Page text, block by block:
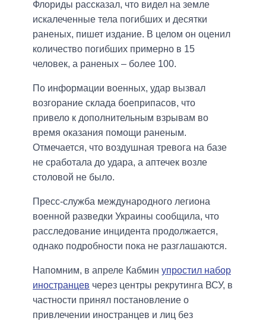
Флориды рассказал, что видел на земле
искалеченные тела погибших и десятки
раненых, пишет издание. В целом он оценил
количество погибших примерно в 15
человек, а раненых – более 100.
По информации военных, удар вызвал
возгорание склада боеприпасов, что
привело к дополнительным взрывам во
время оказания помощи раненым.
Отмечается, что воздушная тревога на базе
не сработала до удара, а аптечек возле
столовой не было.
Пресс-служба международного легиона
военной разведки Украины сообщила, что
расследование инцидента продолжается,
однако подробности пока не разглашаются.
Напомним, в апреле Кабмин упростил набор
иностранцев через центры рекрутинга ВСУ, в
частности принял постановление о
привлечении иностранцев и лиц без